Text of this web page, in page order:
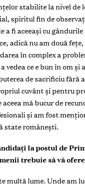
stabilite la nivel de
spiritul fin de
a fi aceeași cu gândurile
adică nu am două
în complex a
vedea ce e bun în om și
de sacrificiu fără
cuvânt și pentru
mă bucur de
și am fost
state românești.
la postul de
trebuie să vă
multă lume. Unde am